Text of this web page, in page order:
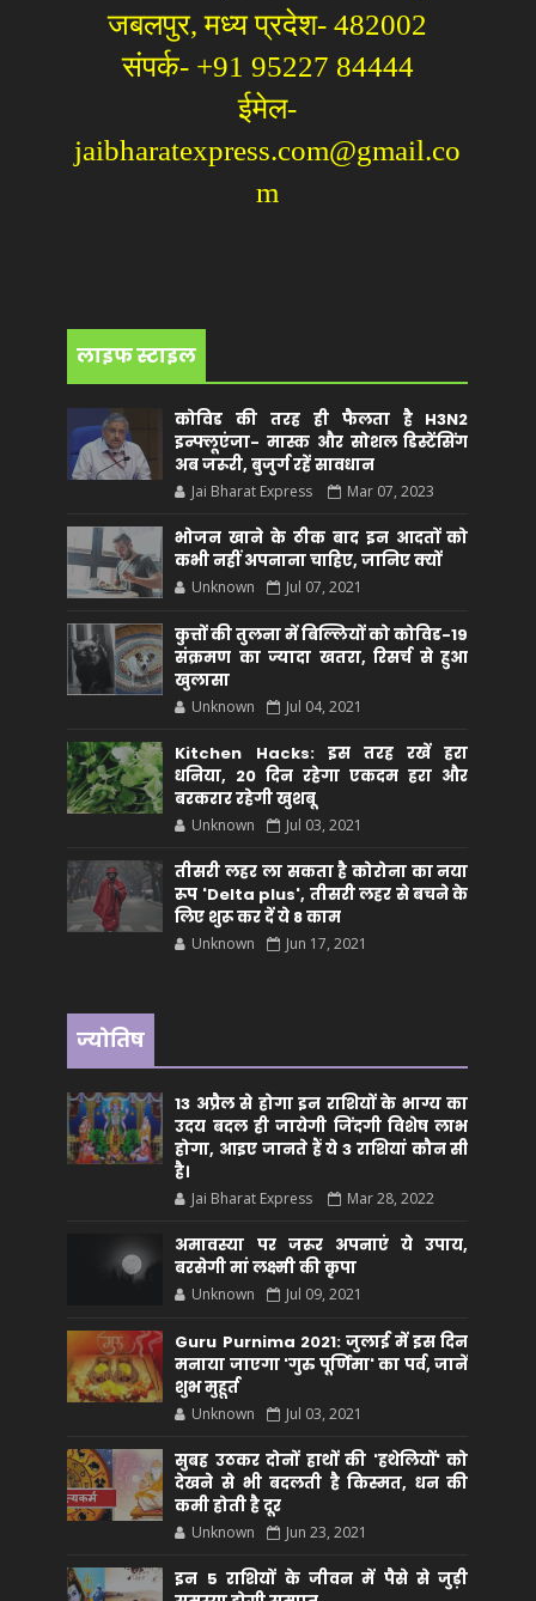
जबलपुर, मध्य प्रदेश- 482002
संपर्क- +91 95227 84444
ईमेल-
jaibharatexpress.com@gmail.co
m
लाइफ स्टाइल
कोविड की तरह ही फैलता है H3N2
इन्फ्लूएंजा- मास्क और सोशल डिस्टेंसिंग
अब जरूरी, बुजुर्ग रहें सावधान
Jai Bharat Express Mar 07, 2023
भोजन खाने के ठीक बाद इन आदतों को
कभी नहीं अपनाना चाहिए, जानिए क्यों
Unknown Jul 07, 2021
कुत्तों की तुलना में बिल्लियों को कोविड-19
संक्रमण का ज्यादा खतरा, रिसर्च से हुआ
खुलासा
Unknown Jul 04, 2021
Kitchen Hacks: इस तरह रखें हरा
धनिया, 20 दिन रहेगा एकदम हरा और
बरकरार रहेगी खुशबू
Unknown Jul 03, 2021
तीसरी लहर ला सकता है कोरोना का नया
रूप 'Delta plus', तीसरी लहर से बचने के
लिए शुरू कर दें ये 8 काम
Unknown Jun 17, 2021
ज्योतिष
13 अप्रैल से होगा इन राशियों के भाग्य का
उदय बदल ही जायेगी जिंदगी विशेष लाभ
होगा, आइए जानते हैं ये 3 राशियां कौन सीं
है।
Jai Bharat Express Mar 28, 2022
अमावस्या पर जरूर अपनाएं ये उपाय,
बरसेगी मां लक्ष्मी की कृपा
Unknown Jul 09, 2021
Guru Purnima 2021: जुलाई में इस दिन
मनाया जाएगा 'गुरु पूर्णिमा' का पर्व, जानें
शुभ मुहूर्त
Unknown Jul 03, 2021
सुबह उठकर दोनों हाथों की 'हथेलियों' को
देखने से भी बदलती है किस्मत, धन की
कमी होती है दूर
Unknown Jun 23, 2021
इन 5 राशियों के जीवन में पैसे से जुड़ी